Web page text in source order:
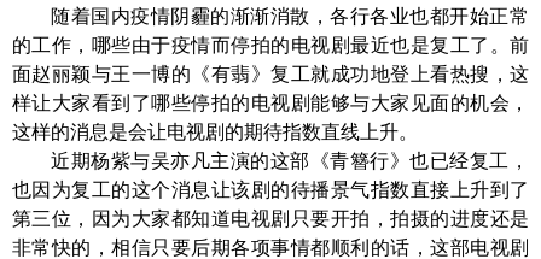
随着国内疫情阴霾的渐渐消散，各行各业也都开始正常
的工作，哪些由于疫情而停拍的电视剧最近也是复工了。前
面赵丽颖与王一博的《有翡》复工就成功地登上看热搜，这
样让大家看到了哪些停拍的电视剧能够与大家见面的机会，
这样的消息是会让电视剧的期待指数直线上升。
近期杨紫与吴亦凡主演的这部《青簪行》也已经复工，
也因为复工的这个消息让该剧的待播景气指数直接上升到了
第三位，因为大家都知道电视剧只要开拍，拍摄的进度还是
非常快的，相信只要后期各项事情都顺利的话，这部电视剧